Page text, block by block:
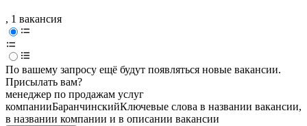
, 1 вакансия
По вашему запросу ещё будут появляться новые вакансии.
Присылать вам?
менеджер по продажам услуг
компанииБаранчинскийКлючевые слова в названии вакансии,
в названии компании и в описании вакансии